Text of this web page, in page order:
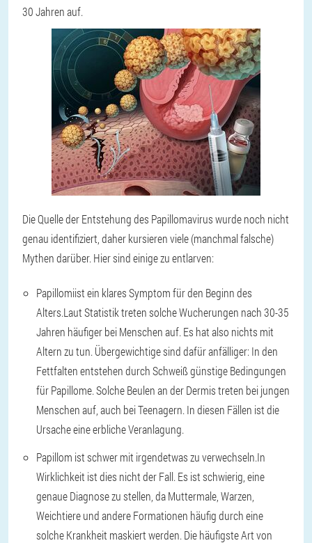
30 Jahren auf.
Die Quelle der Entstehung des Papillomavirus wurde noch nicht
genau identifiziert, daher kursieren viele (manchmal falsche)
Mythen darüber. Hier sind einige zu entlarven:
Papillomiist ein klares Symptom für den Beginn des
Alters.Laut Statistik treten solche Wucherungen nach 30-35
Jahren häufiger bei Menschen auf. Es hat also nichts mit
Altern zu tun. Übergewichtige sind dafür anfälliger: In den
Fettfalten entstehen durch Schweiß günstige Bedingungen
für Papillome. Solche Beulen an der Dermis treten bei jungen
Menschen auf, auch bei Teenagern. In diesen Fällen ist die
Ursache eine erbliche Veranlagung.
Papillom ist schwer mit irgendetwas zu verwechseln.In
Wirklichkeit ist dies nicht der Fall. Es ist schwierig, eine
genaue Diagnose zu stellen, da Muttermale, Warzen,
Weichtiere und andere Formationen häufig durch eine
solche Krankheit maskiert werden. Die häufigste Art von